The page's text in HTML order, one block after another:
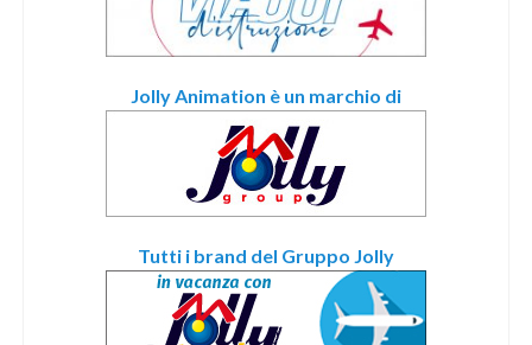
Jolly Animation è un marchio di
Tutti i brand del Gruppo Jolly